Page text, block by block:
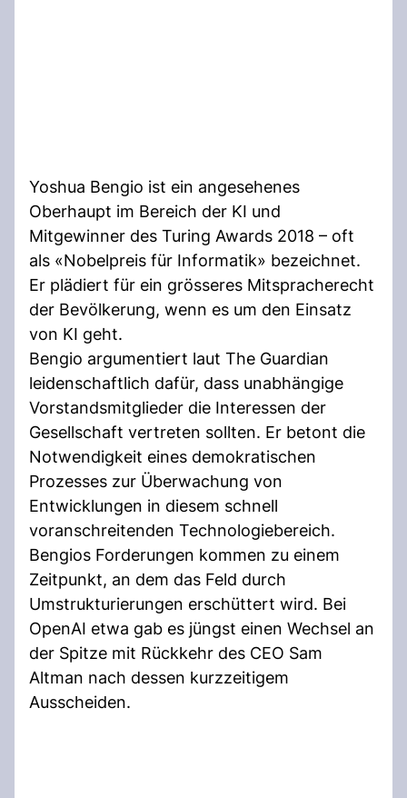
Yoshua Bengio ist ein angesehenes
Oberhaupt im Bereich der KI und
Mitgewinner des Turing Awards 2018 – oft
als «Nobelpreis für Informatik» bezeichnet.
Er plädiert für ein grösseres Mitspracherecht
der Bevölkerung, wenn es um den Einsatz
von KI geht.
Bengio argumentiert laut The Guardian
leidenschaftlich dafür, dass unabhängige
Vorstandsmitglieder die Interessen der
Gesellschaft vertreten sollten. Er betont die
Notwendigkeit eines demokratischen
Prozesses zur Überwachung von
Entwicklungen in diesem schnell
voranschreitenden Technologiebereich.
Bengios Forderungen kommen zu einem
Zeitpunkt, an dem das Feld durch
Umstrukturierungen erschüttert wird. Bei
OpenAI etwa gab es jüngst einen Wechsel an
der Spitze mit Rückkehr des CEO Sam
Altman nach dessen kurzzeitigem
Ausscheiden.